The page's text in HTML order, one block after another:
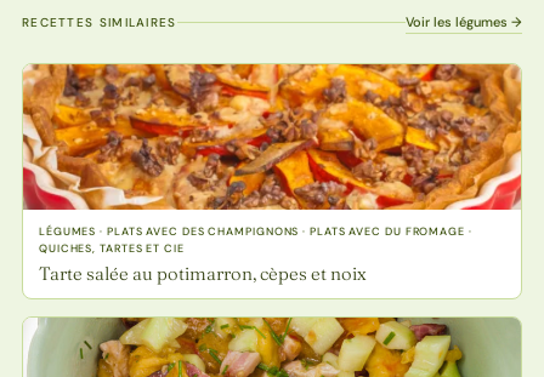
RECETTES SIMILAIRES Voir les légumes →
LÉGUMES · PLATS AVEC DES CHAMPIGNONS · PLATS AVEC DU FROMAGE ·
QUICHES, TARTES ET CIE
Tarte salée au potimarron, cèpes et noix